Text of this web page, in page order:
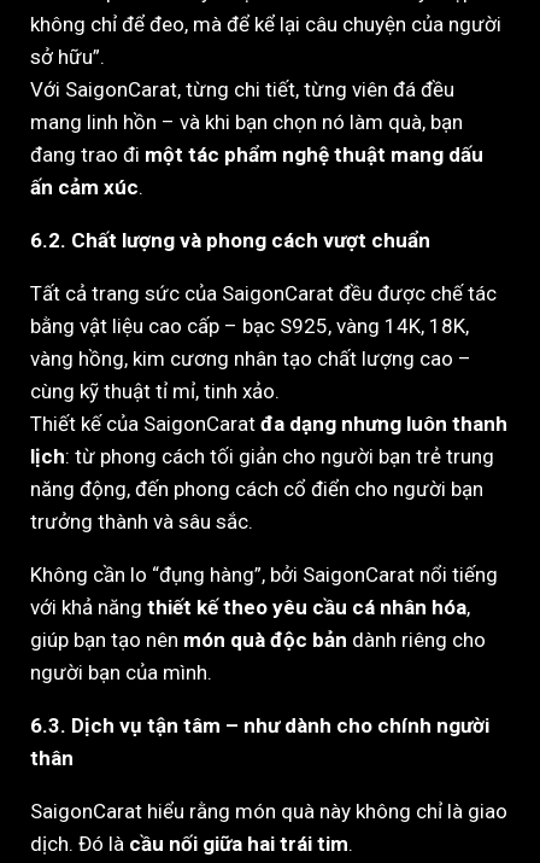
không chỉ để đeo, mà để kể lại câu chuyện của người
sở hữu”.
Với SaigonCarat, từng chi tiết, từng viên đá đều
mang linh hồn – và khi bạn chọn nó làm quà, bạn
đang trao đi một tác phẩm nghệ thuật mang dấu
ấn cảm xúc.
6.2. Chất lượng và phong cách vượt chuẩn
Tất cả trang sức của SaigonCarat đều được chế tác
bằng vật liệu cao cấp – bạc S925, vàng 14K, 18K,
vàng hồng, kim cương nhân tạo chất lượng cao –
cùng kỹ thuật tỉ mỉ, tinh xảo.
Thiết kế của SaigonCarat đa dạng nhưng luôn thanh
lịch: từ phong cách tối giản cho người bạn trẻ trung
năng động, đến phong cách cổ điển cho người bạn
trưởng thành và sâu sắc.
Không cần lo “đụng hàng”, bởi SaigonCarat nổi tiếng
với khả năng thiết kế theo yêu cầu cá nhân hóa,
giúp bạn tạo nên món quà độc bản dành riêng cho
người bạn của mình.
6.3. Dịch vụ tận tâm – như dành cho chính người
thân
SaigonCarat hiểu rằng món quà này không chỉ là giao
dịch. Đó là cầu nối giữa hai trái tim.